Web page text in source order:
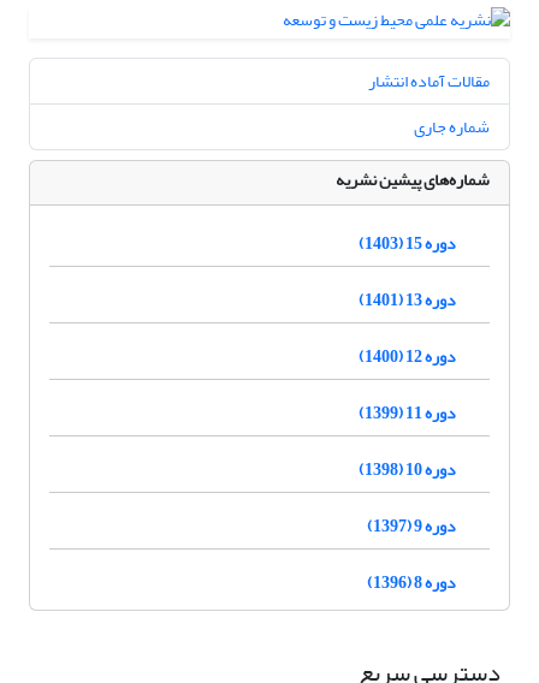
مقالات آماده انتشار
شماره جاری
شماره‌های پیشین نشریه
دوره 15 (1403)
دوره 13 (1401)
دوره 12 (1400)
دوره 11 (1399)
دوره 10 (1398)
دوره 9 (1397)
دوره 8 (1396)
دسترسی سریع